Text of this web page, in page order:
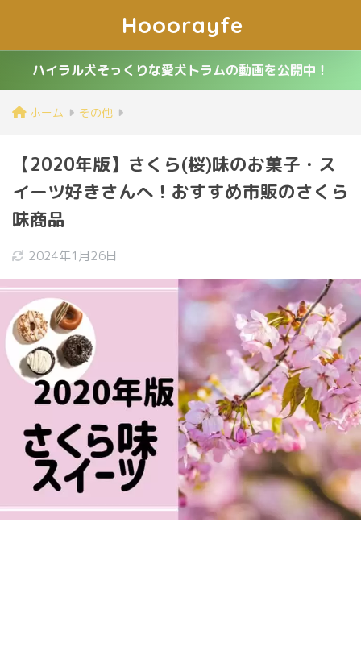
Hooorayfe
ハイラル犬そっくりな愛犬トラムの動画を公開中！
ホーム その他
【2020年版】さくら(桜)味のお菓子・ス
イーツ好きさんへ！おすすめ市販のさくら
味商品
2024年1月26日